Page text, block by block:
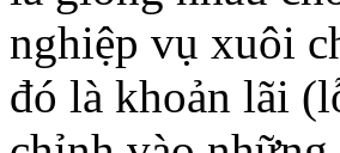
nghiệp vụ xuôi
đó là khoản lãi